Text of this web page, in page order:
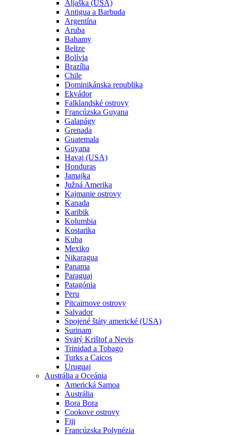
Aljaška (USA)
Antigua a Barbuda
Argentína
Aruba
Bahamy
Belize
Bolívia
Brazília
Chile
Dominikánska republika
Ekvádor
Falklandské ostrovy
Francúzska Guyana
Galapágy
Grenada
Guatemala
Guyana
Havaj (USA)
Honduras
Jamajka
Južná Amerika
Kajmanie ostrovy
Kanada
Karibik
Kolumbia
Kostarika
Kuba
Mexiko
Nikaragua
Panama
Paraguaj
Patagónia
Peru
Pitcairnove ostrovy
Salvador
Spojené štáty americké (USA)
Surinam
Svätý Krištof a Nevis
Trinidad a Tobago
Turks a Caicos
Uruguaj
Austrália a Oceánia
Americká Samoa
Austrália
Bora Bora
Cookove ostrovy
Fiji
Francúzska Polynézia